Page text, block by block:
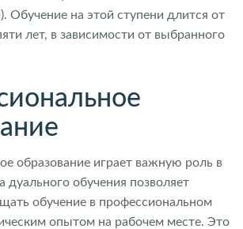
Обучение на этой ступени длится от
лет, в зависимости от выбранного
образование играет важную роль в
дуального обучения позволяет
обучение в профессиональном
опытом на рабочем месте. Это